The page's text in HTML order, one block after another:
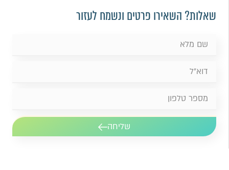
שאלות? השאירו פרטים ונשמח לעזור
שליחה